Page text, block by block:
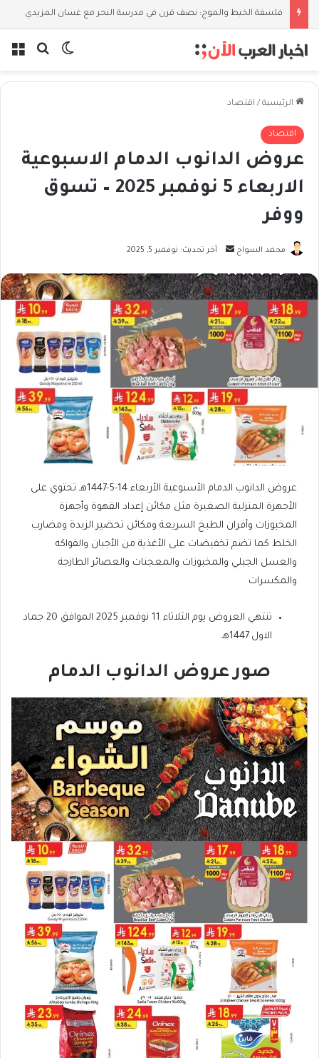
فلسفة الخيط والموج: نصف قرن في مدرسة البحر مع غسان المزيدي
بحثالوضع
الرئيسية / اقتصاد
اقتصاد
عروض الدانوب الدمام الاسبوعية
الاربعاء 5 نوفمبر 2025 – تسوق
ووفر
محمد السواح
أرسل
إلكترونيا
آخر تحديث: نوفمبر 5, 2025
عروض الدانوب الدمام الأسبوعية الأربعاء 14-5-1447هـ تحتوي على
الأجهزة المنزلية الصغيرة مثل مكائن إعداد القهوة وأجهزة
المخبوزات وأفران الطبخ السريعة ومكائن تحضير الزبدة ومضارب
الخلط كما تضم تخفيضات على الأغذية من الأجبان والفواكه
والعسل الجبلي والمخبوزات والمعجنات والعصائر الطازجة
والمكسرات
تنتهي العروض يوم الثلاثاء 11 نوفمبر 2025 الموافق 20 جماد
الاول 1447هـ
صور عروض الدانوب الدمام